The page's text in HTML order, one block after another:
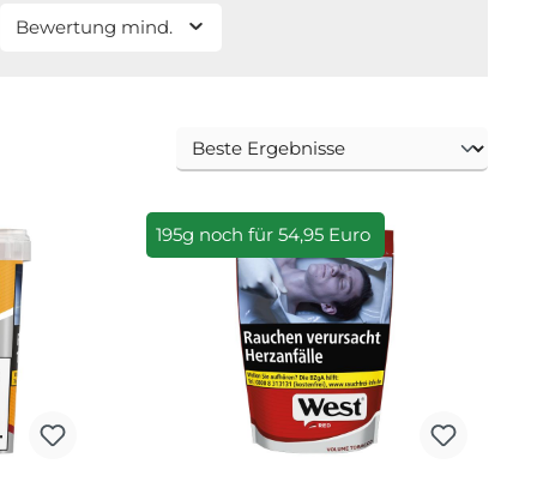
Bewertung mind.
195g noch für 54,95 Euro